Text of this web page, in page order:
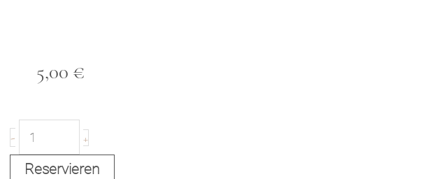
5,00 €
- T
+
Reservieren